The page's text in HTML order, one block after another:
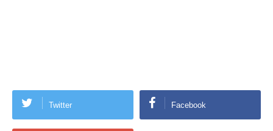
Twitter Facebook